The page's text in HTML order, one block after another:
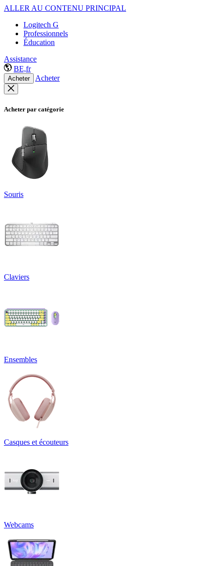
ALLER AU CONTENU PRINCIPAL
Logitech G
Professionnels
Éducation
Assistance
BE,fr
Acheter Acheter
Acheter par catégorie
Souris
Claviers
Ensembles
Casques et écouteurs
Webcams